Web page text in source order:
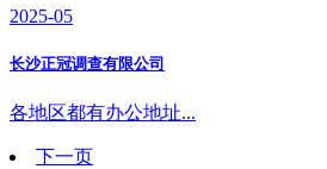
2025-05
长沙正冠调查有限公司
各地区都有办公地址...
下一页